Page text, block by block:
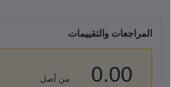
المراجعات والتقييمات
0.00
من أصل